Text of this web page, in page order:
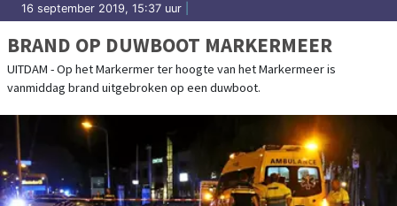
16 september 2019, 15:37 uur
BRAND OP DUWBOOT MARKERMEER
UITDAM - Op het Markermer ter hoogte van het Markermeer is
vanmiddag brand uitgebroken op een duwboot.